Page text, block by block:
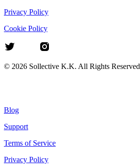
Privacy Policy
Cookie Policy
© 2026 Sollective K.K. All Rights Reserved
Blog
Support
Terms of Service
Privacy Policy